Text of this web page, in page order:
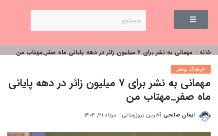
خانه - مهمانی به نشر برای ۷ میلیون زائر در دهه پایانی ماه صفر_مهتاب من
فرهنگ وهنر
مهمانی به نشر برای ۷ میلیون زائر در دهه پایانی
ماه صفر_مهتاب من
ایمان صالحی آخرین بروزرسانی : مرداد ۳۱, ۱۴۰۴